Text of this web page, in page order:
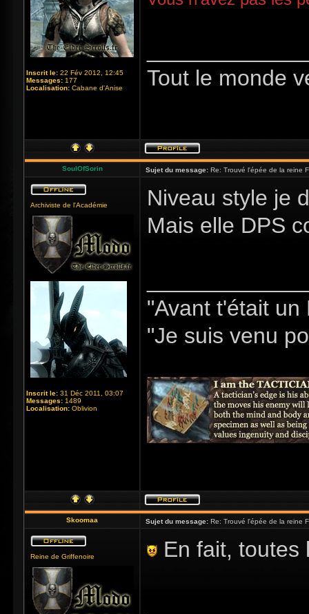
Inscrit le: 22 Fév 2012, 12:45
Messages: 177
Localisation: Cabane d'Anise
Tout le monde
SoulOfSorin Sujet du message: Re: Trouvé l'épée de la reine
Archiviste de l'Académie
Inscrit le: 31 Déc 2011, 03:07
Messages: 1489
Localisation: Oblivion
Niveau style je
Mais elle DPS
"Avant t'était
"Je suis venu
Skoomaa Sujet du message: Re: Trouvé l'épée de la reine
Reine de Griffenoire En fait,